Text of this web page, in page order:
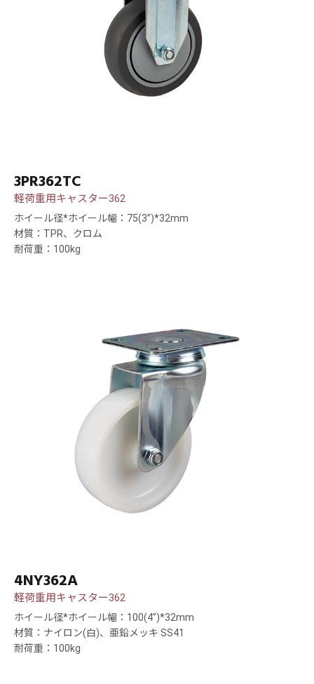
3PR362TC
軽荷重用キャスター362
ホイール径*ホイール幅：75(3”)*32mm
材質：TPR、クロム
耐荷重：100kg
4NY362A
軽荷重用キャスター362
ホイール径*ホイール幅：100(4”)*32mm
材質：ナイロン(白)、亜鉛メッキ SS41
耐荷重：100kg